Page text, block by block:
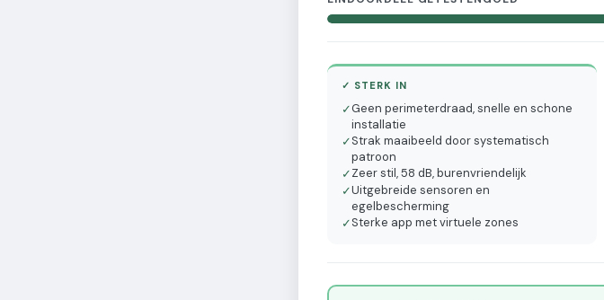
✓ STERK IN
✓Geen perimeterdraad, snelle en schone
installatie
✓Strak maaibeeld door systematisch
patroon
✓Zeer stil, 58 dB, burenvriendelijk
✓Uitgebreide sensoren en
egelbescherming
✓Sterke app met virtuele zones